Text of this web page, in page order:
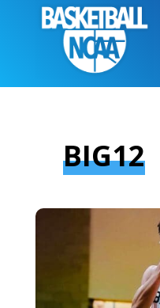
BIG12